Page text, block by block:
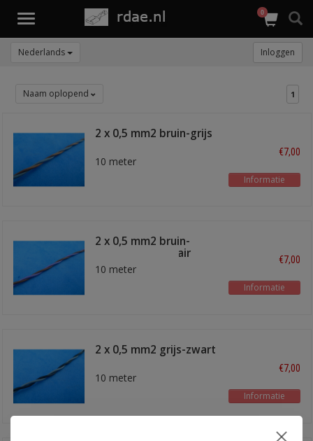
Toggle
0
Nederlands Inloggen
Naam oplopend 1
2 x 0,5 mm2 bruin-grijs
10 meter
€7,00
Informatie
2 x 0,5 mm2 bruin-
paars twisted pair
10 meter
€7,00
Informatie
2 x 0,5 mm2 grijs-zwart
10 meter
€7,00
Informatie